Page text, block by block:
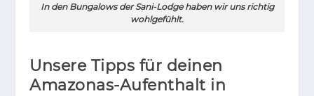
In den Bungalows der Sani-Lodge haben wir uns richtig
wohlgefühlt.
Unsere Tipps für deinen
Amazonas-Aufenthalt in